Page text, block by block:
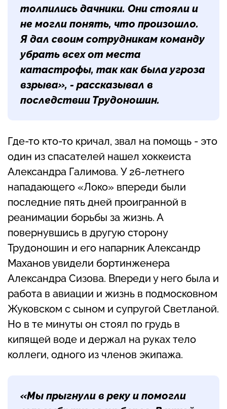
толпились дачники. Они стояли и
не могли понять, что произошло.
Я дал своим сотрудникам команду
убрать всех от места
катастрофы, так как была угроза
взрыва», - рассказывал в
последствии Трудоношин.
Где-то кто-то кричал, звал на помощь - это
один из спасателей нашел хоккеиста
Александра Галимова. У 26-летнего
нападающего «Локо» впереди были
последние пять дней проигранной в
реанимации борьбы за жизнь. А
повернувшись в другую сторону
Трудоношин и его напарник Александр
Маханов увидели бортинженера
Александра Сизова. Впереди у него была и
работа в авиации и жизнь в подмосковном
Жуковском с сыном и супругой Светланой.
Но в те минуты он стоял по грудь в
кипящей воде и держал на руках тело
коллеги, одного из членов экипажа.
«Мы прыгнули в реку и помогли